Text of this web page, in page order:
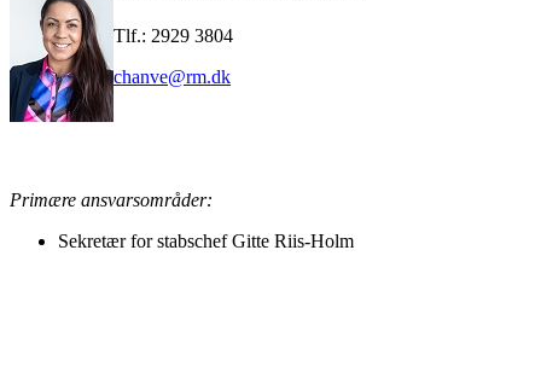
Tlf.: 2929 3804
chanve@rm.dk
Primære ansvarsområder:
Sekretær for stabschef Gitte Riis-Holm